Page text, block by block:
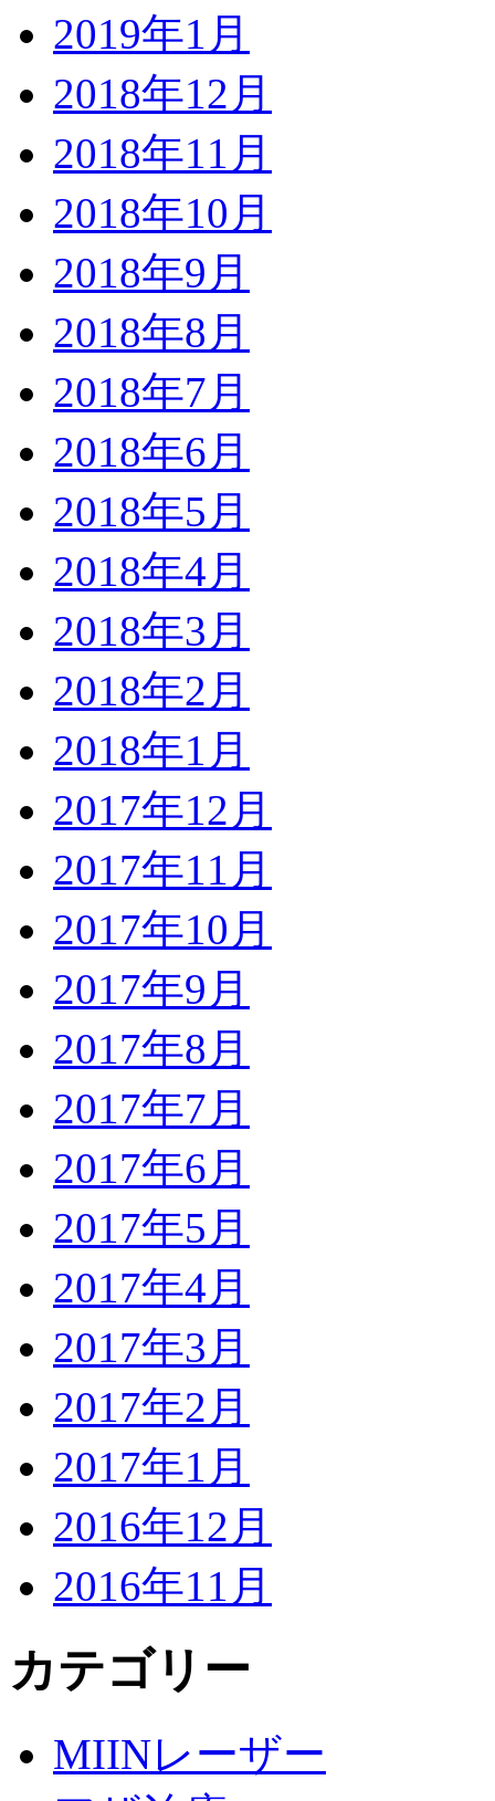
2019年1月
2018年12月
2018年11月
2018年10月
2018年9月
2018年8月
2018年7月
2018年6月
2018年5月
2018年4月
2018年3月
2018年2月
2018年1月
2017年12月
2017年11月
2017年10月
2017年9月
2017年8月
2017年7月
2017年6月
2017年5月
2017年4月
2017年3月
2017年2月
2017年1月
2016年12月
2016年11月
カテゴリー
MIINレーザー